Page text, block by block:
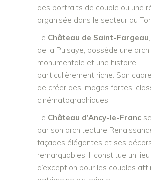
des portraits de couple ou une
organisée dans le secteur du
Le Château de Saint-Fargeau
de la Puisaye, possède une
monumentale et une histoire
particulièrement riche. Son
de créer des images fortes,
cinématographiques.
Le Château d’Ancy-le-Franc
par son architecture
façades élégantes et ses
remarquables. Il constitue un lieu
d’exception pour les couples